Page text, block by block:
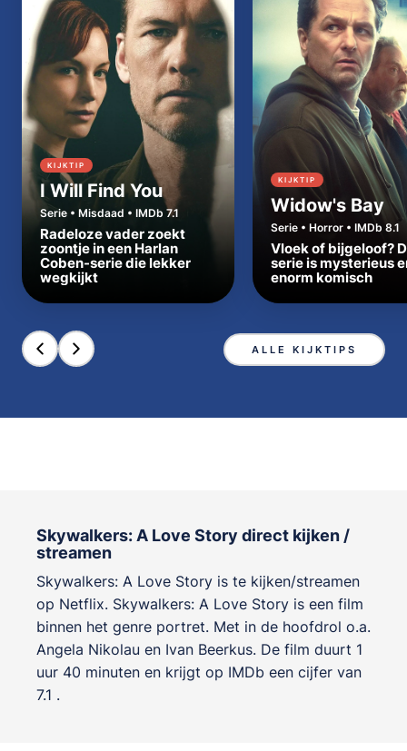
KIJKTIP
I Will Find You
Serie • Misdaad • IMDb 7.1
Radeloze vader zoekt
zoontje in een Harlan
Coben-serie die lekker
wegkijkt
KIJKTIP
Widow's Bay
Serie • Horror • IMDb 8.1
Vloek of bijgeloof?
serie is mysterieus
enorm komisch
ALLE KIJKTIPS
Skywalkers: A Love Story direct kijken /
streamen
Skywalkers: A Love Story is te kijken/streamen
op Netflix. Skywalkers: A Love Story is een film
binnen het genre portret. Met in de hoofdrol o.a.
Angela Nikolau en Ivan Beerkus. De film duurt 1
uur 40 minuten en krijgt op IMDb een cijfer van
7.1 .